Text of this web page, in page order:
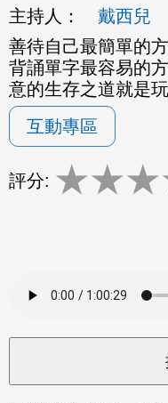
主持人：
戴西兒
善待自己最簡單的
背誦單字最容易的
意的生存之道就是
互動專區
評分: ★★★